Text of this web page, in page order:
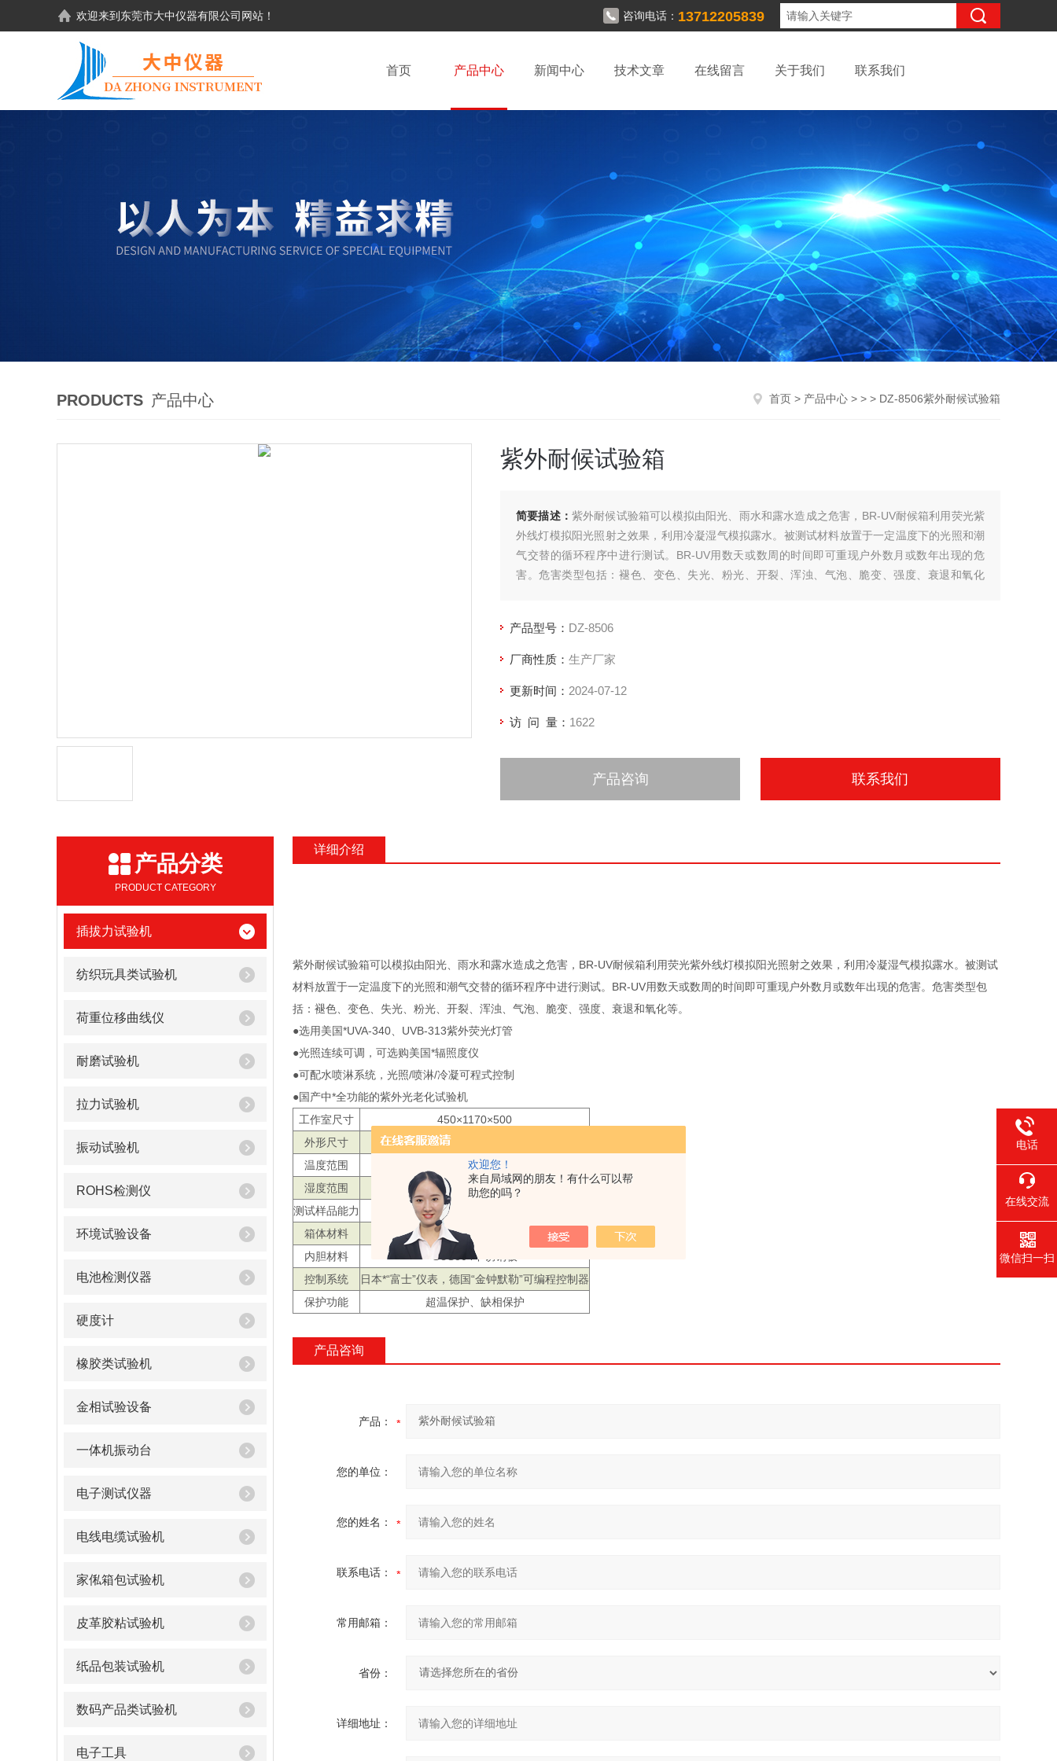
欢迎您！
来自局域网的朋友！有什么可以帮
助您的吗？
欢迎来到东莞市大中仪器有限公司网站！ 咨询电话： 13712205839
首页 产品中心 新闻中心 技术文章 在线留言 关于我们 联系我们
PRODUCTS 产品中心 首页 > 产品中心 > > > DZ-8506紫外耐候试验箱
紫外耐候试验箱
简要描述： 紫外耐候试验箱可以模拟由阳光、雨水和露水造成之危害，BR-UV耐候箱利用荧光紫
外线灯模拟阳光照射之效果，利用冷凝湿气模拟露水。被测试材料放置于一定温度下的光照和潮
气交替的循环程序中进行测试。BR-UV用数天或数周的时间即可重现户外数月或数年出现的危
害。危害类型包括：褪色、变色、失光、粉光、开裂、浑浊、气泡、脆变、强度、衰退和氧化
产品型号： DZ-8506
厂商性质： 生产厂家
更新时间： 2024-07-12
访 问 量： 1622
产品咨询 联系我们
产品分类
PRODUCT CATEGORY
插拔力试验机
纺织玩具类试验机
荷重位移曲线仪
耐磨试验机
拉力试验机
振动试验机
ROHS检测仪
环境试验设备
电池检测仪器
硬度计
橡胶类试验机
金相试验设备
一体机振动台
电子测试仪器
电线电缆试验机
家俬箱包试验机
皮革胶粘试验机
纸品包装试验机
数码产品类试验机
电子工具
详细介绍
紫外耐候试验箱可以模拟由阳光、雨水和露水造成之危害，BR-UV耐候箱利用荧光紫外线灯模拟阳光照射之效果，利用冷凝湿气模拟露水。被测试
材料放置于一定温度下的光照和潮气交替的循环程序中进行测试。BR-UV用数天或数周的时间即可重现户外数月或数年出现的危害。危害类型包
括：褪色、变色、失光、粉光、开裂、浑浊、气泡、脆变、强度、衰退和氧化等。
●选用美国*UVA-340、UVB-313紫外荧光灯管
●光照连续可调，可选购美国*辐照度仪
●可配水喷淋系统，光照/喷淋/冷凝可程式控制
●国产中*全功能的紫外光老化试验机
工作室尺寸
450×1170×500
外形尺寸
500×1380×1480
温度范围
室温+10℃～+70℃
湿度范围
≥95%R.H
测试样品能力
75×150（mm）（标准型）
箱体材料
不锈钢板静电喷涂
内胆材料
SUS304不锈钢板
控制系统
日本*“富士”仪表，德国“金钟默勒”可编程控制器
保护功能
超温保护、缺相保护
产品咨询
产品：
您的单位：
您的姓名：
联系电话：
常用邮箱：
省份：
详细地址：
电话
在线交流
微信扫一扫